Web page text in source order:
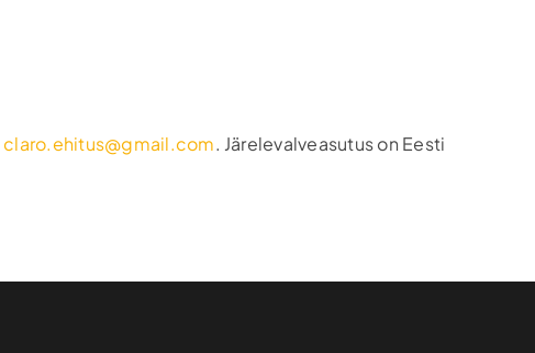
claro.ehitus@gmail.com. Järelevalveasutus on Eesti